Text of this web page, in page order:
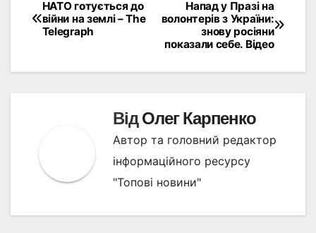
Навігація
записів
Напад у Празі на
волонтерів з України:
знову росіяни
показали себе. Відео
НАТО готується до
війни на землі – The
Telegraph
ВідОлег Карпенко
Автор та головний редактор
інформаційного ресурсу
"Топові новини"